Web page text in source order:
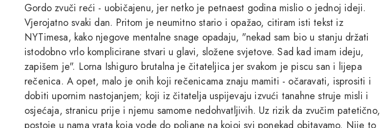
Gordo zvuči reći - uobičajenu, jer netko je petnaest godina mislio o jednoj ideji.
Vjerojatno svaki dan. Pritom je neumitno stario i opažao, citiram isti tekst iz
NYTimesa, kako njegove mentalne snage opadaju, "nekad sam bio u stanju držati
istodobno vrlo komplicirane stvari u glavi, složene svjetove. Sad kad imam ideju,
zapišem je". Lorna Ishiguro brutalna je čitateljica jer svakom je piscu san i lijepa
rečenica. A opet, malo je onih koji rečenicama znaju mamiti - očaravati, isprositi i
dobiti upornim nastojanjem; koji iz čitatelja uspijevaju izvući tanahne struje misli i
osjećaja, stranicu prije i njemu samome nedohvatljivih. Uz rizik da zvučim patetično,